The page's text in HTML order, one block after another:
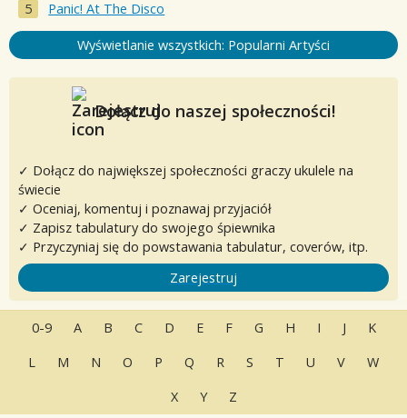
Panic! At The Disco
Wyświetlanie wszystkich: Popularni Artyści
Dołącz do naszej społeczności!
✓ Dołącz do największej społeczności graczy ukulele na
świecie
✓ Oceniaj, komentuj i poznawaj przyjaciół
✓ Zapisz tabulatury do swojego śpiewnika
✓ Przyczyniaj się do powstawania tabulatur, coverów, itp.
Zarejestruj
0-9 A B C D E F G H I J
K
L
M N O P Q R S T U V
W
X
Y Z